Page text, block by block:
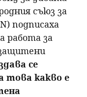
съюз за
подписаха
работа за
се
това какво е